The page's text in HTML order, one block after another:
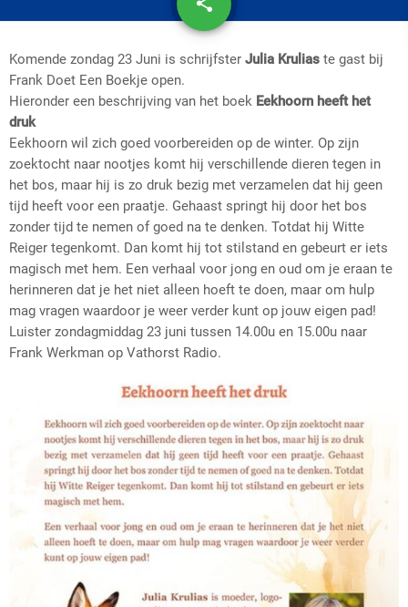
Komende zondag 23 Juni is schrijfster Julia Krulias te gast bij
Frank Doet Een Boekje open.
Hieronder een beschrijving van het boek Eekhoorn heeft het
druk
Eekhoorn wil zich goed voorbereiden op de winter. Op zijn
zoektocht naar nootjes komt hij verschillende dieren tegen in
het bos, maar hij is zo druk bezig met verzamelen dat hij geen
tijd heeft voor een praatje. Gehaast springt hij door het bos
zonder tijd te nemen of goed na te denken. Totdat hij Witte
Reiger tegenkomt. Dan komt hij tot stilstand en gebeurt er iets
magisch met hem. Een verhaal voor jong en oud om je eraan te
herinneren dat je het niet alleen hoeft te doen, maar om hulp
mag vragen waardoor je weer verder kunt op jouw eigen pad!
Luister zondagmiddag 23 juni tussen 14.00u en 15.00u naar
Frank Werkman op Vathorst Radio.